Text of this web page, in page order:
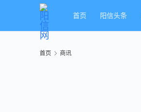
首页 阳信头条
首页 商讯